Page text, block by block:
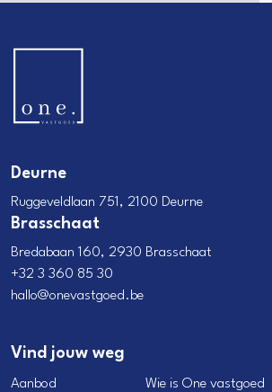
Deurne
Ruggeveldlaan 751, 2100 Deurne
Brasschaat
Bredabaan 160, 2930 Brasschaat
+32 3 360 85 30
hallo@onevastgoed.be
Vind jouw weg
Aanbod
Wie is One vastgoed